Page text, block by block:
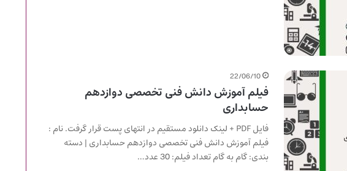
22/06/10
فیلم آموزش دانش فنی تخصصی دوازدهم
حسابداری
فایل PDF + لینک دانلود مستقیم در انتهای پست قرار گرفت. نام :
فیلم آموزش دانش فنی تخصصی دوازدهم حسابداری | دسته
بندی: گام به گام تعداد فیلم: 30 عدد…